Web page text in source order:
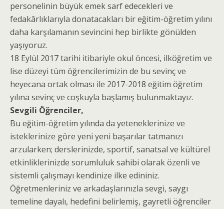
personelinin büyük emek sarf edecekleri ve
fedakârlıklarıyla donatacakları bir eğitim-öğretim yılını
daha karşılamanın sevincini hep birlikte gönülden
yaşıyoruz.
18 Eylül 2017 tarihi itibariyle okul öncesi, ilköğretim ve
lise düzeyi tüm öğrencilerimizin de bu sevinç ve
heyecana ortak olması ile 2017-2018 eğitim öğretim
yılına sevinç ve coşkuyla başlamış bulunmaktayız.
Sevgili Öğrenciler,
Bu eğitim-öğretim yılında da yeteneklerinize ve
isteklerinize göre yeni yeni başarılar tatmanızı
arzularken; derslerinizde, sportif, sanatsal ve kültürel
etkinliklerinizde sorumluluk sahibi olarak özenli ve
sistemli çalışmayı kendinize ilke edininiz.
Öğretmenleriniz ve arkadaşlarınızla sevgi, saygı
temeline dayalı, hedefini belirlemiş, gayretli öğrenciler